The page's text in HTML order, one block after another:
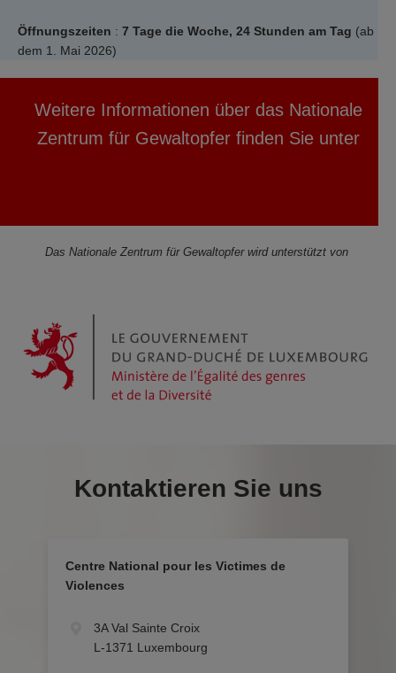
Öffnungszeiten : 7 Tage die Woche, 24 Stunden am Tag (ab
dem 1. Mai 2026)
Weitere Informationen über das Nationale
Zentrum für Gewaltopfer finden Sie unter
Das Nationale Zentrum für Gewaltopfer wird unterstützt von
Kontaktieren Sie uns
Centre National pour les Victimes de
Violences
3A Val Sainte Croix
L-1371 Luxembourg